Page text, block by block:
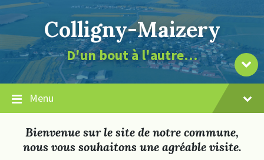
Skip
content
Skip
main
navigation
Skip
footer
Colligny-Maizery
D'un bout à l'autre…
Menu
Descendre
vers
la
Bienvenue sur le site de notre commune,
nous vous souhaitons une agréable visite.